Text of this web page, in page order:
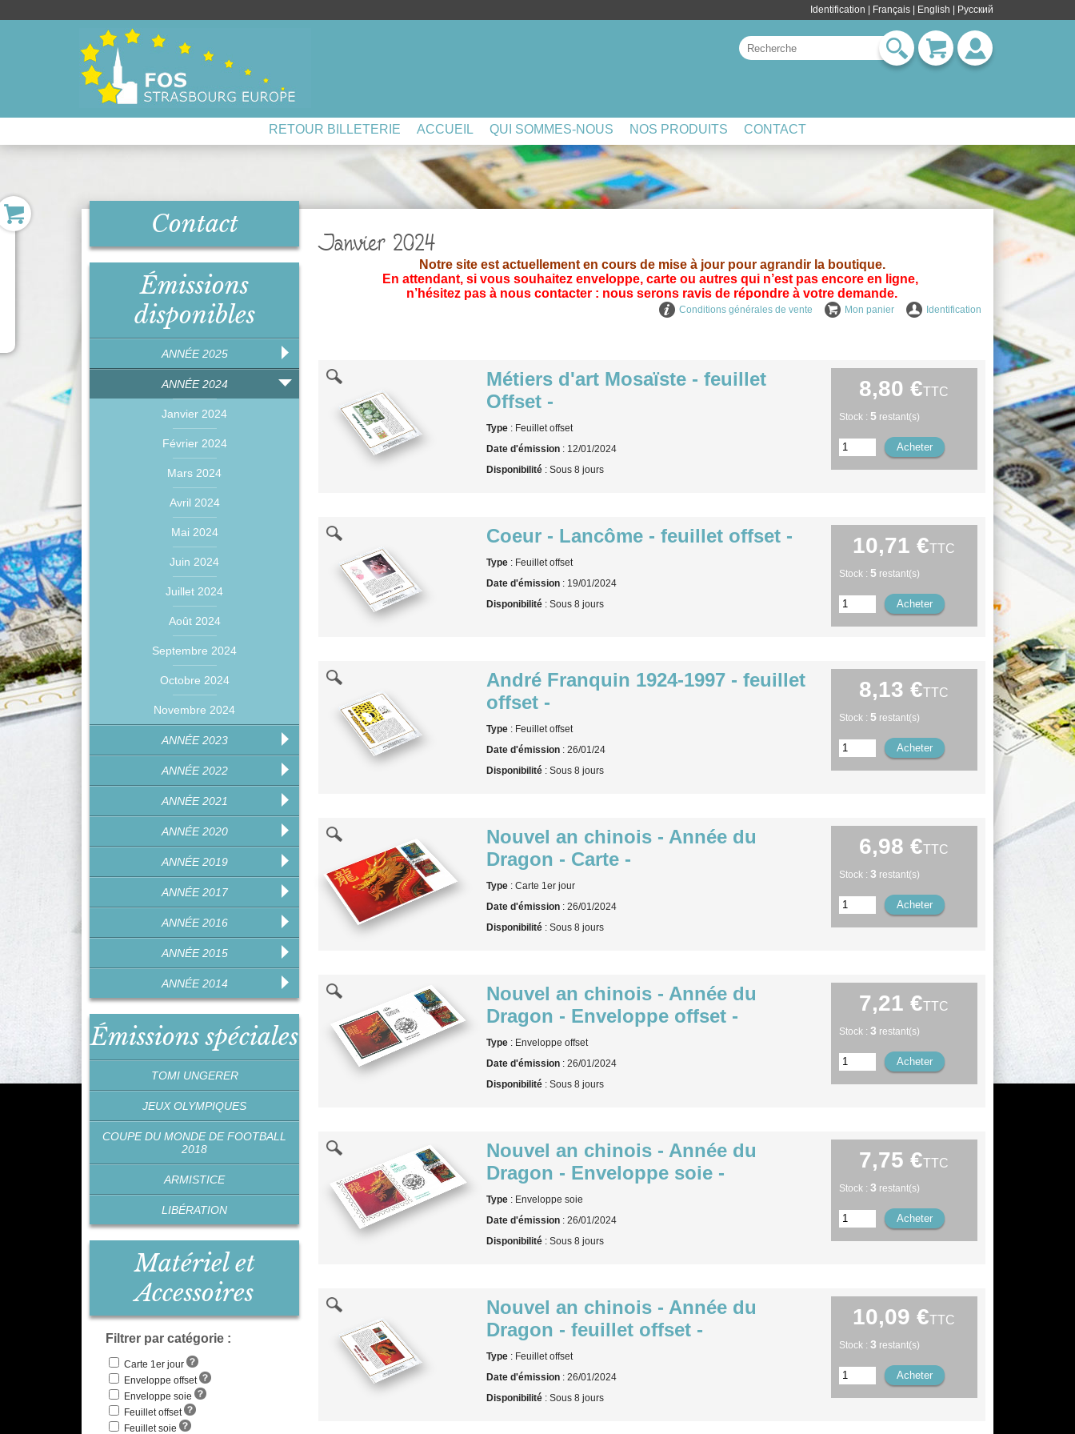
Identification Français English | Pусский
RETOUR BILLETERIE ACCUEIL QUI SOMMES-NOUS NOS PRODUITS CONTACT
Contact
Émissions
disponibles
ANNÉE 2025
ANNÉE 2024
Janvier 2024
Février 2024
Mars 2024
Avril 2024
Mai 2024
Juin 2024
Juillet 2024
Août 2024
Septembre 2024
Octobre 2024
Novembre 2024
ANNÉE 2023
ANNÉE 2022
ANNÉE 2021
ANNÉE 2020
ANNÉE 2019
ANNÉE 2017
ANNÉE 2016
ANNÉE 2015
ANNÉE 2014
Émissions spéciales
TOMI UNGERER
JEUX OLYMPIQUES
COUPE DU MONDE DE FOOTBALL
2018
ARMISTICE
LIBÉRATION
Matériel et
Accessoires
Filtrer par catégorie :
Carte 1er jour
Enveloppe offset
Enveloppe soie
Feuillet offset
Feuillet soie
Janvier 2024
Notre site est actuellement en cours de mise à jour pour agrandir la boutique.
En attendant, si vous souhaitez enveloppe, carte ou autres qui n’est pas encore en ligne,
n’hésitez pas à nous contacter : nous serons ravis de répondre à votre demande.
Conditions générales de vente Mon panier Identification
Métiers d'art Mosaïste - feuillet
Offset -
Type : Feuillet offset
Date d'émission : 12/01/2024
Disponibilité : Sous 8 jours
8,80 €TTC
Stock : 5restant(s)
Coeur - Lancôme - feuillet offset -
Type : Feuillet offset
Date d'émission : 19/01/2024
Disponibilité : Sous 8 jours
10,71 €TTC
Stock : 5restant(s)
André Franquin 1924-1997 - feuillet
offset -
Type : Feuillet offset
Date d'émission : 26/01/24
Disponibilité : Sous 8 jours
8,13 €TTC
Stock : 5restant(s)
Nouvel an chinois - Année du
Dragon - Carte -
Type : Carte 1er jour
Date d'émission : 26/01/2024
Disponibilité : Sous 8 jours
6,98 €TTC
Stock : 3 restant(s)
Nouvel an chinois - Année du
Dragon - Enveloppe offset -
Type : Enveloppe offset
Date d'émission : 26/01/2024
Disponibilité : Sous 8 jours
7,21 €TTC
Stock : 3 restant(s)
Nouvel an chinois - Année du
Dragon - Enveloppe soie -
Type : Enveloppe soie
Date d'émission : 26/01/2024
Disponibilité : Sous 8 jours
7,75 €TTC
Stock : 3 restant(s)
Nouvel an chinois - Année du
Dragon - feuillet offset -
Type : Feuillet offset
Date d'émission : 26/01/2024
Disponibilité : Sous 8 jours
10,09 €TTC
Stock : 3 restant(s)